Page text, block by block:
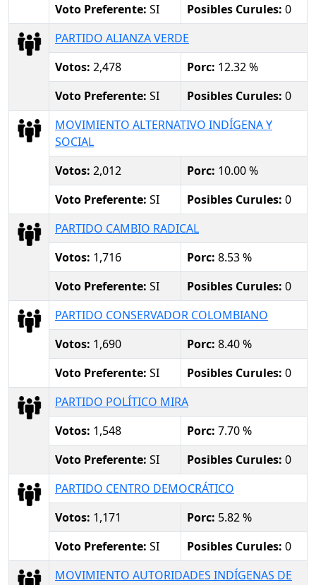
Voto Preferente: SI Posibles Curules: 0
PARTIDO ALIANZA VERDE
Votos: 2,478 Porc: 12.32 %
Voto Preferente: SI Posibles Curules: 0
MOVIMIENTO ALTERNATIVO INDÍGENA Y
SOCIAL
Votos: 2,012 Porc: 10.00 %
Voto Preferente: SI Posibles Curules: 0
PARTIDO CAMBIO RADICAL
Votos: 1,716 Porc: 8.53 %
Voto Preferente: SI Posibles Curules: 0
PARTIDO CONSERVADOR COLOMBIANO
Votos: 1,690 Porc: 8.40 %
Voto Preferente: SI Posibles Curules: 0
PARTIDO POLÍTICO MIRA
Votos: 1,548 Porc: 7.70 %
Voto Preferente: SI Posibles Curules: 0
PARTIDO CENTRO DEMOCRÁTICO
Votos: 1,171 Porc: 5.82 %
Voto Preferente: SI Posibles Curules: 0
MOVIMIENTO AUTORIDADES INDÍGENAS DE